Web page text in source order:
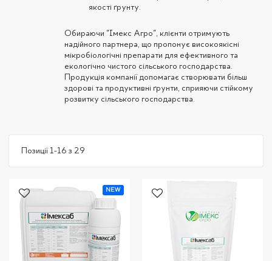
якості ґрунту.
Обираючи "Імекс Агро", клієнти отримують
надійного партнера, що пропонує високоякісні
мікробіологічні препарати для ефективного та
екологічно чистого сільського господарства.
Продукція компанії допомагає створювати більш
здорові та продуктивні ґрунти, сприяючи стійкому
розвитку сільського господарства.
Позиції 1-16 з 29
NEW